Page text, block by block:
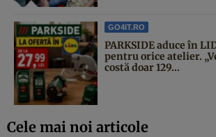
GO4IT.RO
PARKSIDE aduce în
pentru orice atelier.
costă doar 129...
Cele mai noi articole